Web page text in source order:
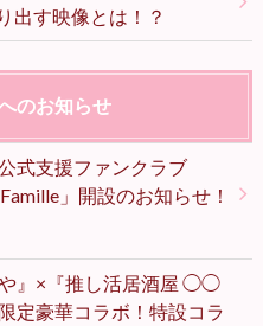
す映像とは！？
のお知らせ
式支援ファンクラブ
Famille」開設のお知らせ！
や』×『推し活居酒屋 ◯◯
定豪華コラボ！特設コラ